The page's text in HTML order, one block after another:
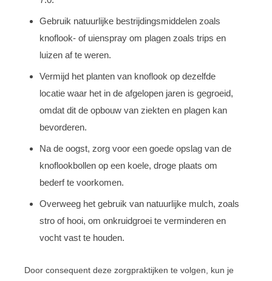
Gebruik natuurlijke bestrijdingsmiddelen zoals
knoflook- of uienspray om plagen zoals trips en
luizen af te weren.
Vermijd het planten van knoflook op dezelfde
locatie waar het in de afgelopen jaren is gegroeid,
omdat dit de opbouw van ziekten en plagen kan
bevorderen.
Na de oogst, zorg voor een goede opslag van de
knoflookbollen op een koele, droge plaats om
bederf te voorkomen.
Overweeg het gebruik van natuurlijke mulch, zoals
stro of hooi, om onkruidgroei te verminderen en
vocht vast te houden.
Door consequent deze zorgpraktijken te volgen, kun je